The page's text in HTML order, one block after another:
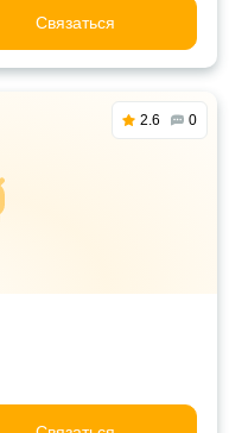
Связаться
2.6 0